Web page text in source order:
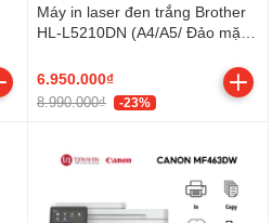
Máy in laser đen trắng Brother
HL-L5210DN (A4/A5/ Đảo mặt/
6.950.000₫
8.990.000₫ -23%